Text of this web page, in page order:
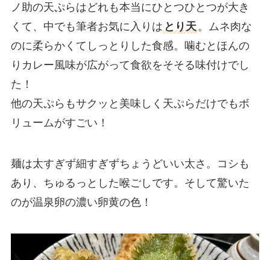
ノ助の天ぷらはどれも本当にひとつひとつが大き
くて、中でも筆者お気に入りは とり天。ムネ肉な
のに柔らかくてしっとりした食感。噛むとほんの
りカレー風味が広がって食欲をそそる味付けでし
た！
他の天ぷらもサクッと美味しく天ぷらだけでもボ
リュームがすごい！
麺は太すぎず細すぎずちょうどいい太さ。コシも
あり、ちゅるっとした喉ごしです。そして驚いた
のが温泉卵の濃い卵黄の色！